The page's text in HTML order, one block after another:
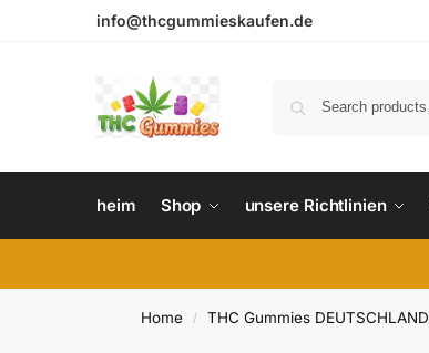
info@thcgummieskaufen.de
heim Shop unsere Richtlinien
Home / THC Gummies DEUTSCHLAND